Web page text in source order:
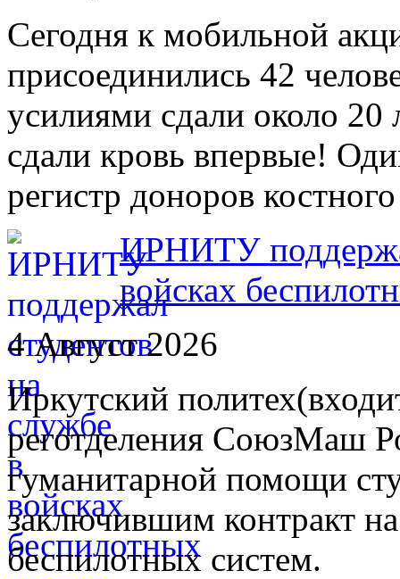
Сегодня к мобильной
присоединились 42
усилиями сдали около 20
сдали кровь впервые!
регистр доноров
ИРНИТУ
войсках
4 Август 2026
Иркутский
реготделения СоюзМаш
гуманитарной помощи
заключившим контракт
беспилотных систем.